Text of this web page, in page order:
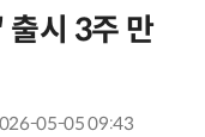
시 3주 만
05-05 09:43